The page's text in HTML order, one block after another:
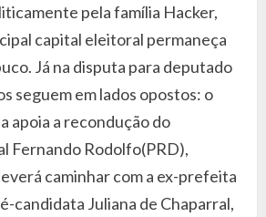
pela família Hacker,
capital eleitoral permaneça
Já na disputa para deputado
seguem em lados opostos: o
apoia a recondução do
Fernando Rodolfo(PRD),
caminhar com a ex-prefeita
candidata Juliana de Chaparral,